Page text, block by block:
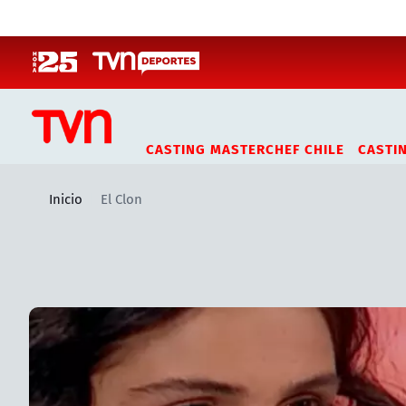
CASTING MASTERCHEF CHILE
Inicio El Clon
Artículos relacionados con El Clon